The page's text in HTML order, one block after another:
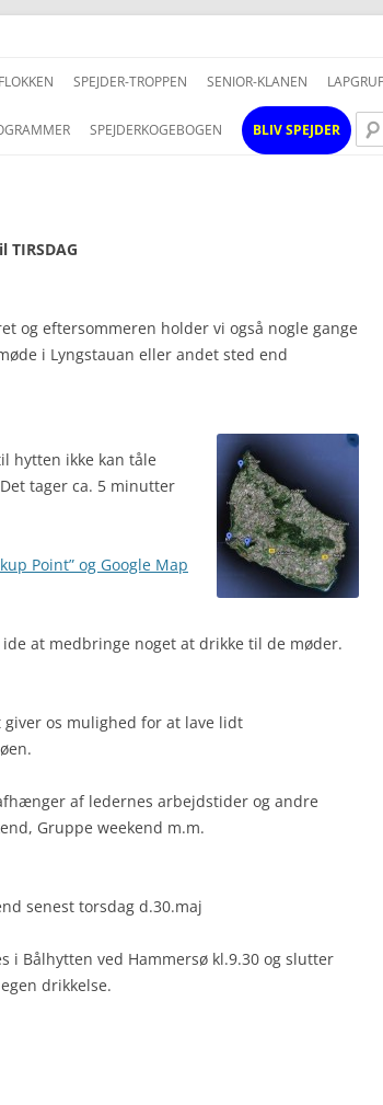
til
SPEJDER-TROPPEN SENIOR-KLANEN
SPEJDERKOGEBOGEN BLIV SPEJDER
og eftersommeren holder vi også nogle gange
i Lyngstauan eller andet sted end
hytten ikke kan tåle
tager ca. 5 minutter
Point” og Google Map
at medbringe noget at drikke til de møder.
os mulighed for at lave lidt
af ledernes arbejdstider og andre
Gruppe weekend m.m.
senest torsdag d.30.maj
i Bålhytten ved Hammersø kl.9.30 og slutter
drikkelse.